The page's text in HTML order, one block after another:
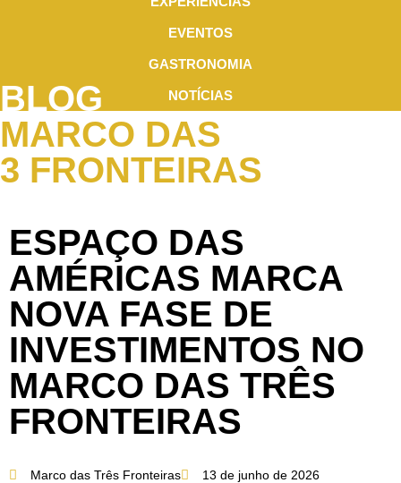
EVENTOS
GASTRONOMIA
NOTÍCIAS
BLOG
MARCO DAS
3 FRONTEIRAS
ESPAÇO DAS
AMÉRICAS MARCA
NOVA FASE DE
INVESTIMENTOS NO
MARCO DAS TRÊS
FRONTEIRAS
Marco das Três Fronteiras 13 de junho de 2026